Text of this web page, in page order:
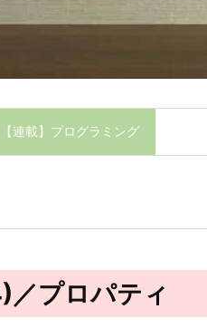
【連載】プログラミング
プロパティ